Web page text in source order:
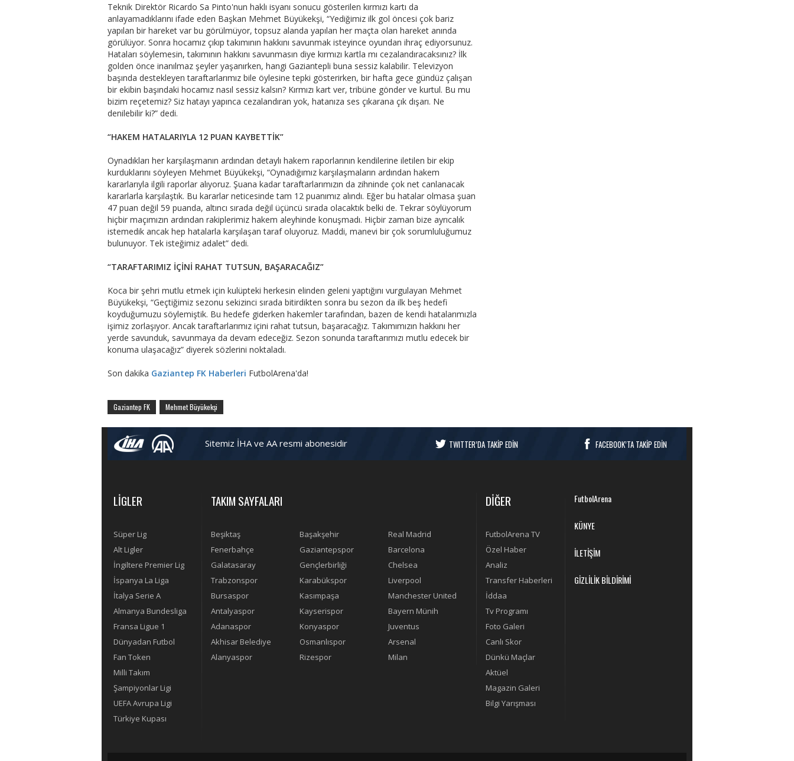
Teknik Direktör Ricardo Sa Pinto'nun haklı isyanı sonucu gösterilen kırmızı kartı da
anlayamadıklarını ifade eden Başkan Mehmet Büyükekşi, “Yediğimiz ilk gol öncesi çok bariz
yapılan bir hareket var bu görülmüyor, topsuz alanda yapılan her maçta olan hareket anında
görülüyor. Sonra hocamız çıkıp takımının hakkını savunmak isteyince oyundan ihraç ediyorsunuz.
Hataları söylemesin, takımının hakkını savunmasın diye kırmızı kartla mı cezalandıracaksınız? İlk
golden önce inanılmaz şeyler yaşanırken, hangi Gaziantepli buna sessiz kalabilir. Televizyon
başında destekleyen taraftarlarımız bile öylesine tepki gösterirken, bir hafta gece gündüz çalışan
bir ekibin başındaki hocamız nasıl sessiz kalsın? Kırmızı kart ver, tribüne gönder ve kurtul. Bu mu
bizim reçetemiz? Siz hatayı yapınca cezalandıran yok, hatanıza ses çıkarana çık dışarı. Ne
denilebilir ki?” dedi.
“HAKEM HATALARIYLA 12 PUAN KAYBETTİK”
Oynadıkları her karşılaşmanın ardından detaylı hakem raporlarının kendilerine iletilen bir ekip
kurduklarını söyleyen Mehmet Büyükekşi, “Oynadığımız karşılaşmaların ardından hakem
kararlarıyla ilgili raporlar alıyoruz. Şuana kadar taraftarlarımızın da zihninde çok net canlanacak
kararlarla karşılaştık. Bu kararlar neticesinde tam 12 puanımız alındı. Eğer bu hatalar olmasa şuan
47 puan değil 59 puanda, altıncı sırada değil üçüncü sırada olacaktık belki de. Tekrar söylüyorum
hiçbir maçımızın ardından rakiplerimiz hakem aleyhinde konuşmadı. Hiçbir zaman bize ayrıcalık
istemedik ancak hep hatalarla karşılaşan taraf oluyoruz. Maddi, manevi bir çok sorumluluğumuz
bulunuyor. Tek isteğimiz adalet” dedi.
“TARAFTARIMIZ İÇİNİ RAHAT TUTSUN, BAŞARACAĞIZ”
Koca bir şehri mutlu etmek için kulüpteki herkesin elinden geleni yaptığını vurgulayan Mehmet
Büyükekşi, “Geçtiğimiz sezonu sekizinci sırada bitirdikten sonra bu sezon da ilk beş hedefi
koyduğumuzu söylemiştik. Bu hedefe giderken hakemler tarafından, bazen de kendi hatalarımızla
işimiz zorlaşıyor. Ancak taraftarlarımız içini rahat tutsun, başaracağız. Takımımızın hakkını her
yerde savunduk, savunmaya da devam edeceğiz. Sezon sonunda taraftarımızı mutlu edecek bir
konuma ulaşacağız” diyerek sözlerini noktaladı.
Son dakika Gaziantep FK Haberleri FutbolArena'da!
Gaziantep FK Mehmet Büyükekşi
Sitemiz İHA ve AA resmi abonesidir TWITTER’DA TAKİP EDİN FACEBOOK’TA TAKİP EDİN
LİGLER
Süper Lig
Alt Ligler
İngiltere Premier Lig
İspanya La Liga
İtalya Serie A
Almanya Bundesliga
Fransa Ligue 1
Dünyadan Futbol
Fan Token
Milli Takım
Şampiyonlar Ligi
UEFA Avrupa Ligi
Türkiye Kupası
TAKIM SAYFALARI
Beşiktaş Başakşehir
Real Madrid
Fenerbahçe
Gaziantepspor
Barcelona
Galatasaray
Gençlerbirliği
Chelsea
Trabzonspor
Karabükspor
Liverpool
Bursaspor
Kasımpaşa
Manchester United
Antalyaspor
Kayserispor
Bayern Münih
Adanaspor
Konyaspor
Juventus
Akhisar Belediye
Osmanlıspor
Arsenal
Alanyaspor
Rizespor Milan
DİĞER
FutbolArena TV
Özel Haber
Analiz
Transfer Haberleri
İddaa
Tv Programı
Foto Galeri
Canlı Skor
Dünkü Maçlar
Aktüel
Magazin Galeri
Bilgi Yarışması
FutbolArena
KÜNYE
İLETİŞİM
GİZLİLİK BİLDİRİMİ